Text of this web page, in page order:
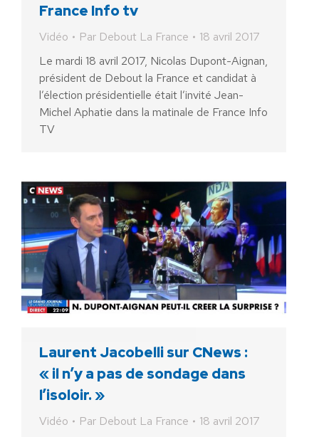
France Info tv
Vidéo Par Debout La France
18 avril 2017
Le mardi 18 avril 2017, Nicolas Dupont-Aignan,
président de Debout la France et candidat à
l’élection présidentielle était l’invité Jean-
Michel Aphatie dans la matinale de France Info
TV
Laurent Jacobelli sur CNews :
« il n’y a pas de sondage dans
l’isoloir. »
Vidéo Par Debout La France
18 avril 2017